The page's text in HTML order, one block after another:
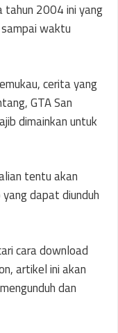
tahun 2004 ini yang
waktu
cerita yang
GTA San
dimainkan untuk
tentu akan
dapat diunduh
cara download
artikel ini akan
dan